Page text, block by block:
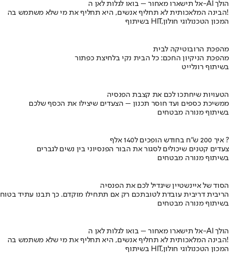
אל תישארו מאחור – בואו לגלות לאן ה-AI הולך
הבינה המלאכותית לא תחליף אנשים, היא תחליף את מי שלא משתמש בה!
בשיתוף HIT,המכון הטכנולוגי חולון
מהפכת הרובוטיקה לבית
מהפכת הניקיון החכם: כל הבית נקי בלחיצת כפתור
בשיתוף רונלייט
הטעויות שיחתכו לכם את קצבת הפנסיה
ממשיכת כספים ועד חוסר תכנון – הצעדים שיצילו את הכסף שלכם
בשיתוף מנורה מבטחים
איך 200 ש"ח בחודש הופכים ל140 אלף ?
צעדים קטנים שיכולים לסגור את הבור הפנסיוני בין נשים לגברים
בשיתוף מנורה מבטחים
הסוד של איינשטיין שיגדיל לכם את הפנסיה
הריבית דריבית עובדת לטובתכם רק אם תתחילו מוקדם. כך תבנו עתיד בטוח
בשיתוף מנורה מבטחים
אל תישארו מאחור – בואו לגלות לאן ה-AI הולך
הבינה המלאכותית לא תחליף אנשים, היא תחליף את מי שלא משתמש בה!
בשיתוף HIT,המכון הטכנולוגי חולון